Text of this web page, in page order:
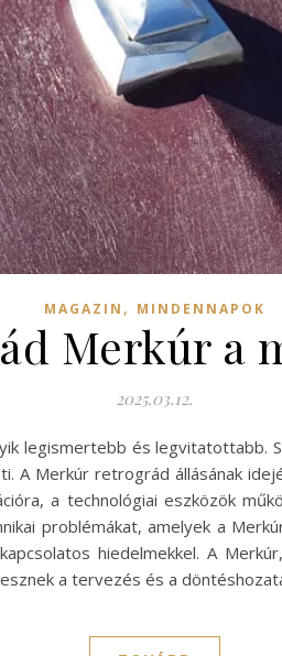
MAGAZIN , MINDENNAPOK
Merkúr a
2025.03.12.
legismertebb és legvitatottabb.
A Merkúr retrográd állásának
a technológiai eszközök
problémákat, amelyek a
hiedelmekkel. A
a tervezés és a